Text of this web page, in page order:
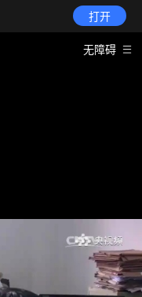
打开
无障碍